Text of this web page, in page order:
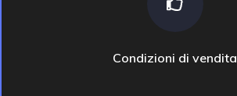
Condizioni di vendita